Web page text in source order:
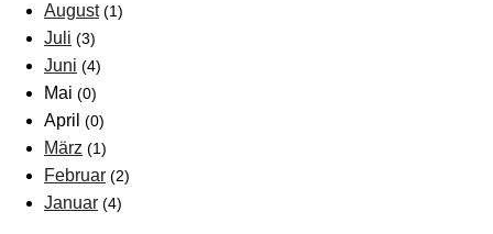
August (1)
Juli (3)
Juni (4)
Mai (0)
April (0)
März (1)
Februar (2)
Januar (4)